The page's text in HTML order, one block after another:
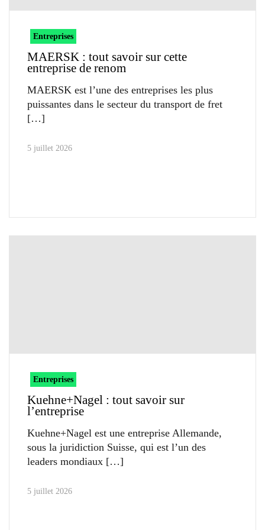
Entreprises
MAERSK : tout savoir sur cette
entreprise de renom
MAERSK est l’une des entreprises les plus
puissantes dans le secteur du transport de fret
5 juillet 2026
Entreprises
Kuehne+Nagel : tout savoir sur
l’entreprise
Kuehne+Nagel est une entreprise Allemande,
sous la juridiction Suisse, qui est l’un des
leaders mondiaux
5 juillet 2026